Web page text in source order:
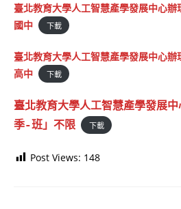
臺北教育大學人工智慧產學發展中心辦
國中
下載
臺北教育大學人工智慧產學發展中心辦
高中
下載
臺北教育大學人工智慧產學發展
季-班」不限
下載
Post Views: 148